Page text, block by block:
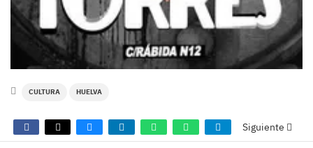
CULTURA HUELVA
Siguiente